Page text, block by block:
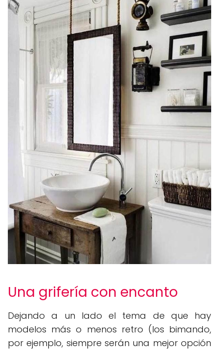
Una grifería con encanto
Dejando a un lado el tema de que hay
modelos más o menos retro (los bimando,
por ejemplo, siempre serán una mejor opción